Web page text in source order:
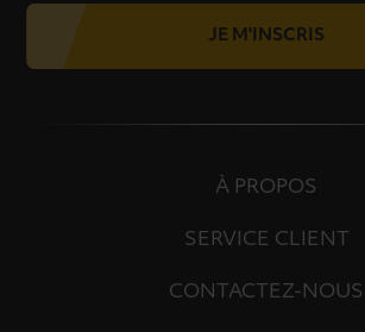
JE M'INSCRIS
À PROPOS
SERVICE CLIENT
CONTACTEZ-NOUS